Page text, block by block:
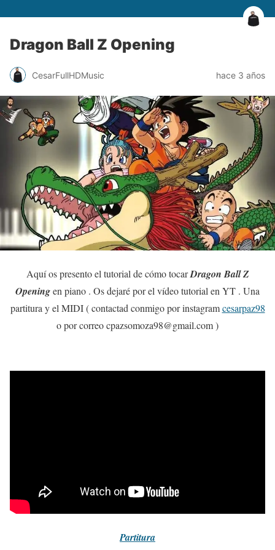
Dragon Ball Z Opening
CesarFullHDMusic hace 3 años
Aquí os presento el tutorial de cómo tocarDragon Ball Z
Openingen piano . Os dejaré por el vídeo tutorial en YT . Una
partitura y el MIDI ( contactad conmigo por instagramcesarpaz98
o por correo cpazsomoza98@gmail.com )
Partitura